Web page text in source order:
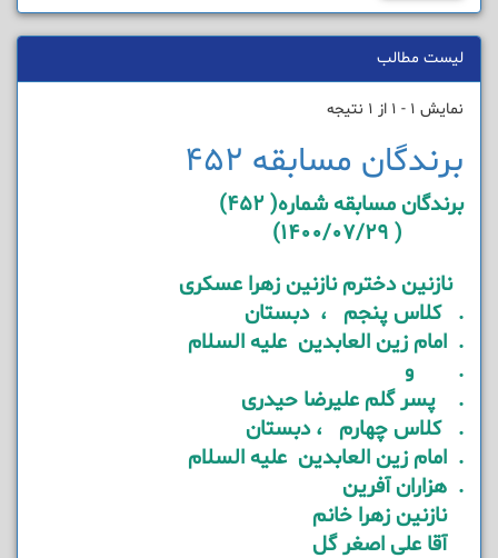
لیست مطالب
نمایش 1 - 1 از 1 نتیجه
برندگان مسابقه 452
برندگان مسابقه شماره( 452)
( 1400/07/29)
نازنین دخترم نازنین زهرا عسکری
. کلاس پنجم ، دبستان
. امام زین العابدین علیه السلام
. و
. پسر گلم علیرضا حیدری
. کلاس چهارم ، دبستان
. امام زین العابدین علیه السلام
. هزاران آفرین
نازنین زهرا خانم
آقا علی اصغر گل